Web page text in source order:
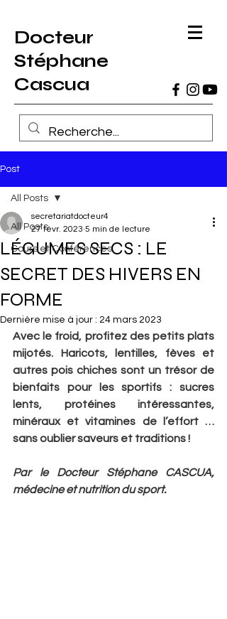
Docteur
Stéphane
Cascua
Post
All Posts
Cours et Conférences
All Posts
LÉGUMES SECS : LE
SECRET DES HIVERS EN
FORME
secretariatdocteur4
27 févr. 2023 5 min de lecture
Dernière mise à jour : 24 mars 2023
Avec le froid, profitez des petits plats
mijotés. Haricots, lentilles, fèves et
autres pois chiches sont un trésor de
bienfaits pour les sportifs : sucres
lents, protéines intéressantes,
minéraux et vitamines de l’effort …
sans oublier saveurs et traditions !
Par le Docteur Stéphane CASCUA,
médecine et nutrition du sport.